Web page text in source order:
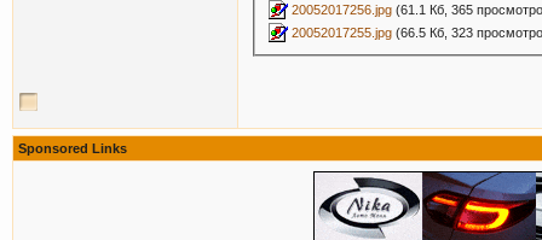
20052017256.jpg (61.1 Кб, 365
20052017255.jpg (66.5 Кб, 323
Sponsored Links